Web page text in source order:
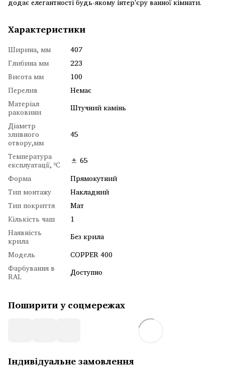
додає елегантності будь-якому інтер'єру ванної кімнати.
Характеристики
Ширина, мм
407
Глибина мм
223
Висота мм
100
Перелив
Немає
Матеріал
раковини
Штучний камінь
Діаметр
зливного
отвору,мм
45
Температура
експлуатації, ºC
± 65
Форма
Прямокутний
Тип монтажу
Накладний
Тип покриття
Мат
Кількість чаш
1
Наявність
крила
Без крила
Модель
COPPER 400
Фарбування в
RAL Доступно
Поширити у соцмережах
Індивідуальне замовлення